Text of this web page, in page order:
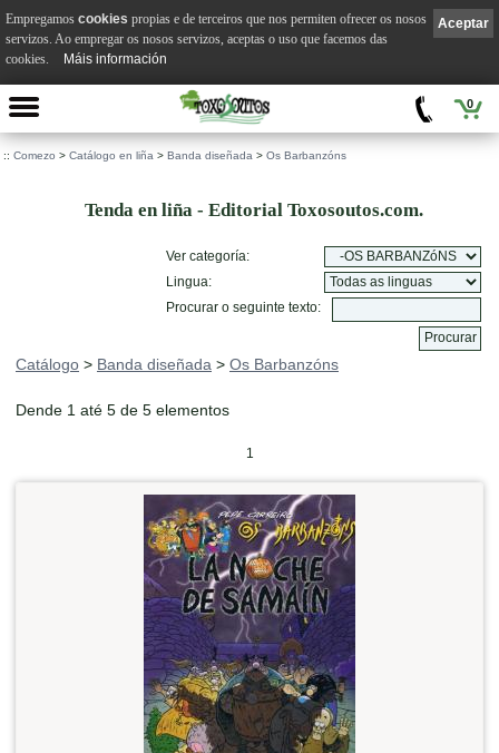
0
:: Comezo > Catálogo en liña > Banda diseñada > Os Barbanzóns
Tenda en liña - Editorial Toxosoutos.com.
Ver categoría:
Lingua:
Procurar o seguinte texto:
Catálogo > Banda diseñada > Os Barbanzóns
Dende 1 até 5 de 5 elementos
1
Aceptar
Empregamos cookies propias e de terceiros que nos permiten ofrecer os nosos
servizos. Ao empregar os nosos servizos, aceptas o uso que facemos das
cookies.
Máis información